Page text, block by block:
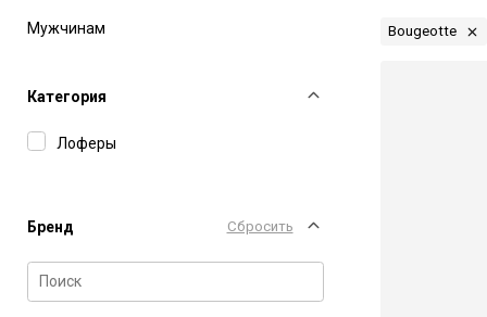
Мужчинам
Категория
Лоферы
Бренд Сбросить
Bougeotte